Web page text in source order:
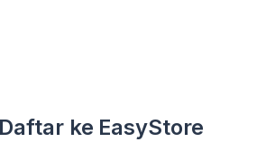
ke EasyStore